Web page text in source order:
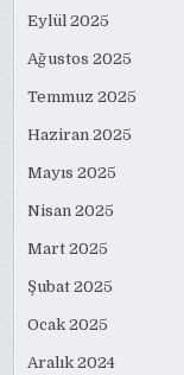
Eylül 2025
Ağustos 2025
Temmuz 2025
Haziran 2025
Mayıs 2025
Nisan 2025
Mart 2025
Şubat 2025
Ocak 2025
Aralık 2024